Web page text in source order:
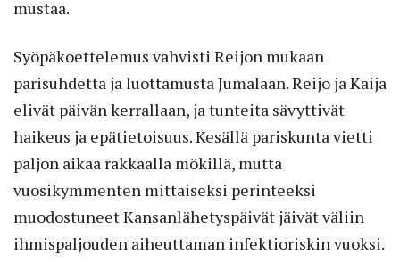
mustaa.
Syöpäkoettelemus vahvisti Reijon mukaan
parisuhdetta ja luottamusta Jumalaan. Reijo ja Kaija
elivät päivän kerrallaan, ja tunteita sävyttivät
haikeus ja epätietoisuus. Kesällä pariskunta vietti
paljon aikaa rakkaalla mökillä, mutta
vuosikymmenten mittaiseksi perinteeksi
muodostuneet Kansanlähetyspäivät jäivät väliin
ihmispaljouden aiheuttaman infektioriskin vuoksi.